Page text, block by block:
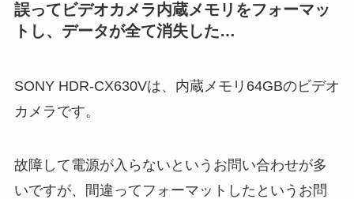
誤ってビデオカメラ内蔵メモリをフォーマッ
トし、データが全て消失した…
SONY HDR-CX630Vは、内蔵メモリ64GBのビデオ
カメラです。
故障して電源が入らないというお問い合わせが多
いですが、間違ってフォーマットしたというお問